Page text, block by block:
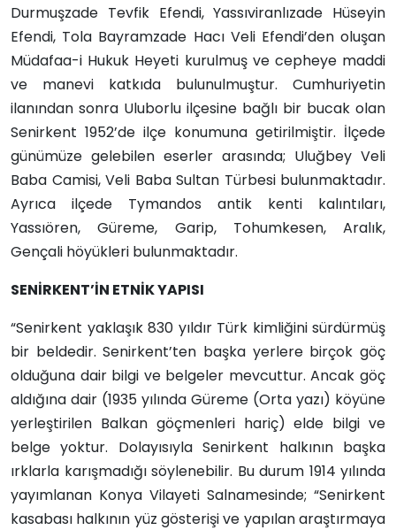
Durmuşzade Tevfik Efendi, Yassıviranlızade Hüseyin
Efendi, Tola Bayramzade Hacı Veli Efendi’den oluşan
Müdafaa-i Hukuk Heyeti kurulmuş ve cepheye maddi
ve manevi katkıda bulunulmuştur. Cumhuriyetin
ilanından sonra Uluborlu ilçesine bağlı bir bucak olan
Senirkent 1952’de ilçe konumuna getirilmiştir. İlçede
günümüze gelebilen eserler arasında; Uluğbey Veli
Baba Camisi, Veli Baba Sultan Türbesi bulunmaktadır.
Ayrıca ilçede Tymandos antik kenti kalıntıları,
Yassıören, Güreme, Garip, Tohumkesen, Aralık,
Gençali höyükleri bulunmaktadır.
SENİRKENT’İN ETNİK YAPISI
“Senirkent yaklaşık 830 yıldır Türk kimliğini sürdürmüş
bir beldedir. Senirkent’ten başka yerlere birçok göç
olduğuna dair bilgi ve belgeler mevcuttur. Ancak göç
aldığına dair (1935 yılında Güreme (Orta yazı) köyüne
yerleştirilen Balkan göçmenleri hariç) elde bilgi ve
belge yoktur. Dolayısıyla Senirkent halkının başka
ırklarla karışmadığı söylenebilir. Bu durum 1914 yılında
yayımlanan Konya Vilayeti Salnamesinde; “Senirkent
kasabası halkının yüz gösterişi ve yapılan araştırmaya